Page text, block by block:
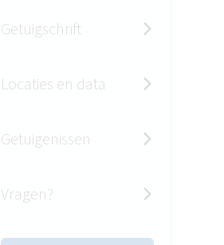
Getuigschrift
Locaties en data
Getuigenissen
Vragen?